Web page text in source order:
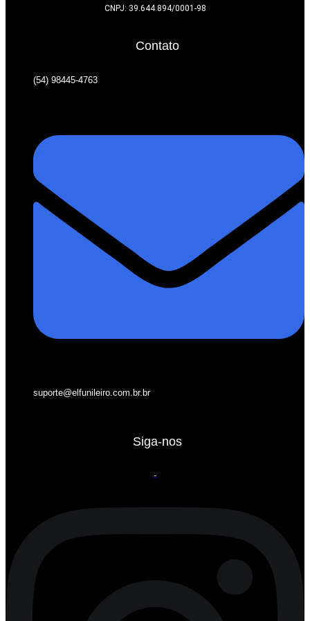
CNPJ: 39.644.894/0001-98
Contato
(54) 98445-4763
suporte@elfunileiro.com.br.br
Siga-nos